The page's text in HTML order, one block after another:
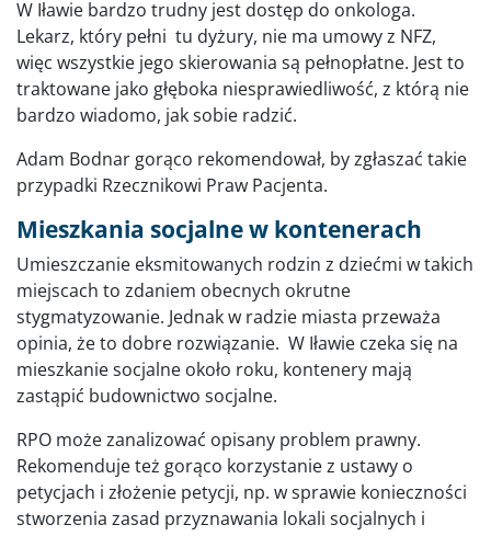
W Iławie bardzo trudny jest dostęp do onkologa.
Lekarz, który pełni tu dyżury, nie ma umowy z NFZ,
więc wszystkie jego skierowania są pełnopłatne. Jest to
traktowane jako głęboka niesprawiedliwość, z którą nie
bardzo wiadomo, jak sobie radzić.
Adam Bodnar gorąco rekomendował, by zgłaszać takie
przypadki Rzecznikowi Praw Pacjenta.
Mieszkania socjalne w kontenerach
Umieszczanie eksmitowanych rodzin z dziećmi w takich
miejscach to zdaniem obecnych okrutne
stygmatyzowanie. Jednak w radzie miasta przeważa
opinia, że to dobre rozwiązanie. W Iławie czeka się na
mieszkanie socjalne około roku, kontenery mają
zastąpić budownictwo socjalne.
RPO może zanalizować opisany problem prawny.
Rekomenduje też gorąco korzystanie z ustawy o
petycjach i złożenie petycji, np. w sprawie konieczności
stworzenia zasad przyznawania lokali socjalnych i